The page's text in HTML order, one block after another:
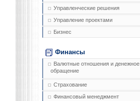
Управленческие решения
Управление проектами
Бизнес
Финансы
Валютные отношения и денежное
обращение
Страхование
Финансовый менеджмент